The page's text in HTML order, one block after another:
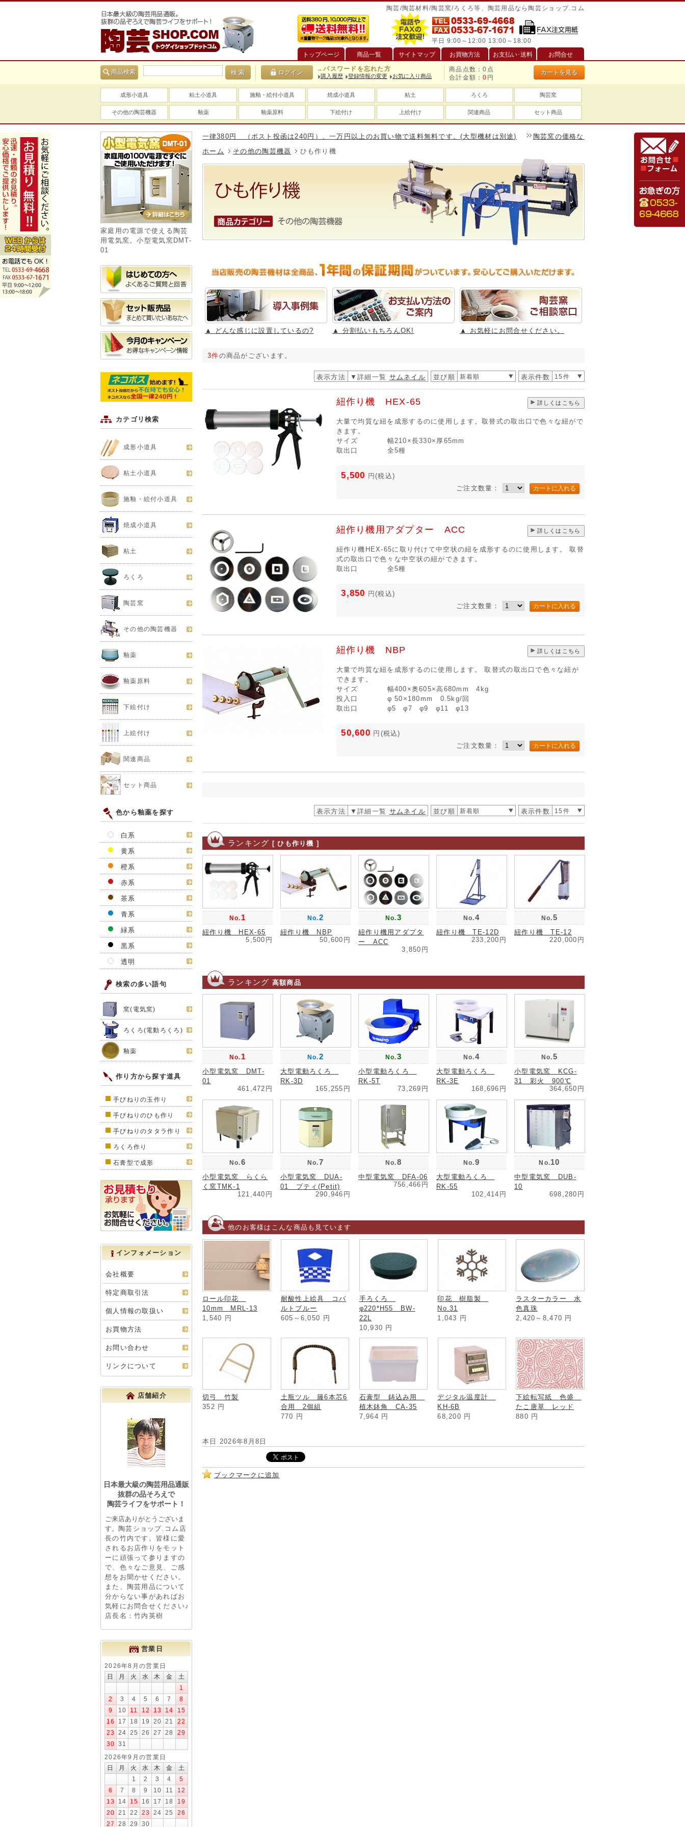
陶芸/陶芸材料/陶芸窯/ろくろ等、陶芸用品なら陶芸ショップ.コム
平日 9:00～12:00 13:00～18:00
トップページ
商品一覧 サイトマップ お買物方法 お支払い･送料 お問合せ
商品検索 →パスワードを忘れた方
購入履歴 登録情報の変更 お気に入り商品
商品点数：0 点
合計金額：0 円
カートを見る
成形小道具 粘土小道具 施釉・絵付小道具 焼成小道具 粘土 ろくろ 陶芸窯
その他の陶芸機器 釉薬 釉薬原料 下絵付け 上絵付け 関連商品 セット商品
送料は全国一律380円 （ポスト投函は240円）、一万円以上のお買い物で送料無料です。(大型機材は別途)
陶芸窯の価格などお見積りしますのでお気軽にご相
ホーム
その他の陶芸機器 ひも作り機
▲ どんな感じに設置しているの? ▲ 分割払いもちろんOK! ▲ お気軽にお問合せください。
3件の商品がございます。
表示方法 ▼詳細一覧 サムネイル 並び順 新着順 表示件数 15件
紐作り機 HEX-65 詳しくはこちら
大量で均質な紐を成形するのに使用します。取替式の取出口で色々な紐がで
きます。
サイズ
幅210×長330×厚65mm
取出口
全5種
5,500 円(税込)
ご注文数量：
紐作り機用アダプター ACC 詳しくはこちら
紐作り機HEX-65に取り付けて中空状の紐を成形するのに使用します。 取替
式の取出口で色々な中空状の紐ができます。
取出口
全5種
3,850 円(税込)
ご注文数量：
紐作り機 NBP 詳しくはこちら
大量で均質な紐を成形するのに使用します。 取替式の取出口で色々な紐が
できます。
サイズ
幅400×奥605×高680mm 4kg
投入口
φ 50×180mm 0.5kg/回
取出口
φ5 φ7 φ9 φ11 φ13
50,600 円 (税込)
ご注文数量：
表示方法 ▼詳細一覧 サムネイル 並び順 新着順 表示件数 15件
ランキング [ ひも作り機 ]
No. 1
紐作り機 HEX-65
5,500円
No.2
紐作り機 NBP
50,600円
No.3
紐作り機用アダプタ
ー ACC
3,850円
No.4
紐作り機 TE-12D
233,200円
No.5
紐作り機 TE-12
220,000円
ランキング 高額商品
No. 1
小型電気窯 DMT-
01
461,472円
No.2
大型電動ろくろ
RK-3D
165,255円
No.3
小型電動ろくろ
RK-5T
73,269円
No.4
大型電動ろくろ
RK-3E
168,696円
No.5
小型電気窯 KCG-
31 彩火 900℃
364,650円
No.6
小型電気窯 らくら
く窯TMK-1
121,440円
No.7
小型電気窯 DUA-
01 プティ(Petit)
290,946円
No.8
中型電気窯 DFA-06
756,466円
No.9
大型電動ろくろ
RK-55
102,414円
No.10
中型電気窯 DUB-
10
698,280円
他のお客様はこんな商品も見ています
ロール印花
10mm MRL-13
1,540 円
耐酸性上絵具 コバ
ルトブルー
605～6,050 円
手ろくろ
φ220*H55 BW-
22L
10,930 円
印花 樹脂製
No.31
1,043 円
ラスターカラー 水
色真珠
2,420～8,470 円
切弓 竹製
352 円
土瓶ツル 籐6本芯6
合用 2個組
770 円
石膏型 鋳込み用
植木鉢角 CA-35
7,964 円
デジタル温度計
KH-6B
68,200 円
下絵転写紙 色盛
たこ唐草 レッド
880 円
本日 2026年8月8日
ブックマークに追加
家庭用の電源で使える陶芸
用電気窯。小型電気窯DMT-
01
カテゴリ検索
成形小道具
粘土小道具
施釉・絵付小道具
焼成小道具
粘土
ろくろ
陶芸窯
その他の陶芸機器
釉薬
釉薬原料
下絵付け
上絵付け
関連商品
セット商品
色から釉薬を探す
白系
黄系
橙系
赤系
茶系
青系
緑系
黒系
透明
検索の多い語句
窯(電気窯)
ろくろ(電動ろくろ)
釉薬
作り方から探す道具
手びねりの玉作り
手びねりのひも作り
手びねりのタタラ作り
ろくろ作り
石膏型で成形
インフォメーション
会社概要
特定商取引法
個人情報の取扱い
お買物方法
お問い合わせ
リンクについて
店舗紹介
日本最大級の陶芸用品通販
抜群の品そろえで
陶芸ライフをサポート！
ご来店ありがとうございま
す。 陶芸ショップ.コム店
長の竹内です。皆様に愛
されるお店作りをモット
ーに頑張って参りますの
で、色々なご意見、ご感
想をお聞かせください。
また、陶芸用品について
分からない事があればお
気軽にお問合せください♪
店長名：竹内英樹
営業日
2026年8月の営業日
日
月 火 水 木 金
土
1
2
3 4 5 6 7
8
9
10 11 12 13 14
15
16
17 18 19 20 21
22
23 24 25 26 27 28
29
30 31
2026年9月の営業日
日
月 火 水 木 金
土
1
2 3 4
5
6
7 8 9 10 11
12
13
14 15 16 17 18
19
20 21 22 23 24 25
26
27
28 29 30